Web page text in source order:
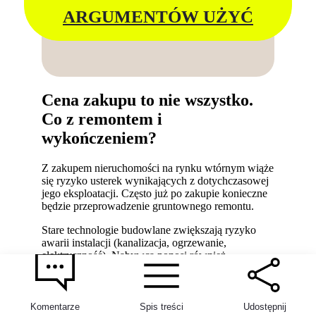
ARGUMENTÓW UŻYĆ
Cena zakupu to nie wszystko.
Co z remontem i
wykończeniem?
Z zakupem nieruchomości na rynku wtórnym wiąże
się ryzyko usterek wynikających z dotychczasowej
jego eksploatacji. Często już po zakupie konieczne
będzie przeprowadzenie gruntownego remontu.
Stare technologie budowlane zwiększają ryzyko
awarii instalacji (kanalizacja, ogrzewanie,
elektryczność). Nabywca ponosi również
stosunkową wysoką opłatę na fundusz remontowy,
który dotyczy tzw. części wspólnych
nieruchomości, np. klatki schodowej, dachu czy
zewnętrznej elewacji.
5
Komentarze Spis treści Udostępnij